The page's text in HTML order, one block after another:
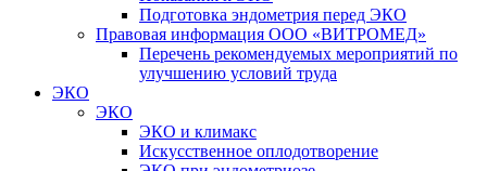
Подготовка эндометрия перед ЭКО
Правовая информация ООО «ВИТРОМЕД»
Перечень рекомендуемых мероприятий по
улучшению условий труда
ЭКО
ЭКО
ЭКО и климакс
Искусственное оплодотворение